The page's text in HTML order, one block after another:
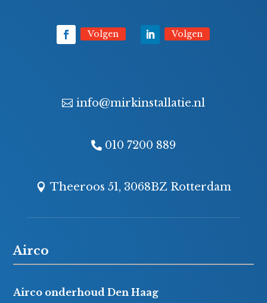
Volgen Volgen
info@mirkinstallatie.nl
010 7200 889
Theeroos 51, 3068BZ Rotterdam
Airco
Airco onderhoud Den Haag